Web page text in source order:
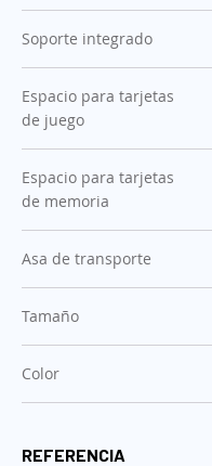
Soporte integrado
Espacio para tarjetas
de juego
Espacio para tarjetas
de memoria
Asa de transporte
Tamaño
Color
REFERENCIA